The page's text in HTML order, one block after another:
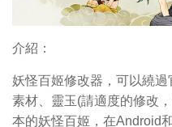
介紹：
妖怪百姬修改器，可以繞
素材、靈玉(請適度的修改
本的妖怪百姬，在Android